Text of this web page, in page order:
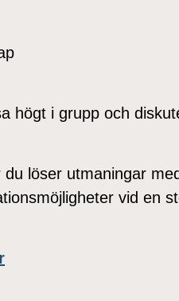
högt i grupp och
löser utmaningar
vid en